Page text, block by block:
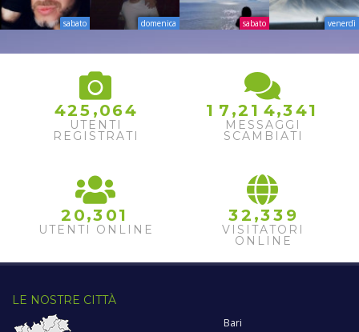
sabato domenica sabato venerdì
425 ,064
UTENTI
REGISTRATI
1 7 ,2 1 4,341
MESSAGGI
SCAMBIATI
2 0,3 01
UTENTI ONLINE
32 ,33 9
VISITATORI
ONLINE
LE NOSTRE CITTÀ
Bari